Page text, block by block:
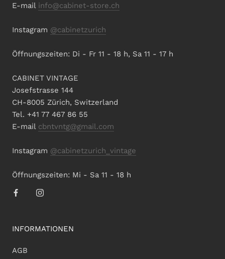
E-mail info@cabinet-store.ch
Instagram @cabinetzurich
Öffnungszeiten: Di - Fr 11 - 18 h, Sa 11 - 17 h
CABINET VINTAGE
Josefstrasse 144
CH-8005 Zürich, Switzerland
Tel. +41 77 467 86 55
E-mail cbntvntg@gmail.com
Instagram @cabinetzurich_vintage
Öffnungszeiten: Mi - Sa 11 - 18 h
INFORMATIONEN
AGB